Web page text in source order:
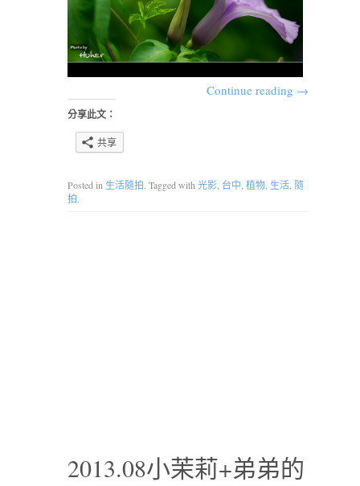
Continue reading →
分享此文：
共享
Posted in 生活隨拍. Tagged with 光影 台中 植物 生活 隨
拍.
2013.08小茉莉+弟弟的